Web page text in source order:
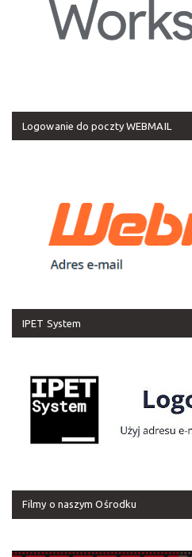
Logowanie do poczty WEBMAIL
IPET System
Filmy o naszym Ośrodku